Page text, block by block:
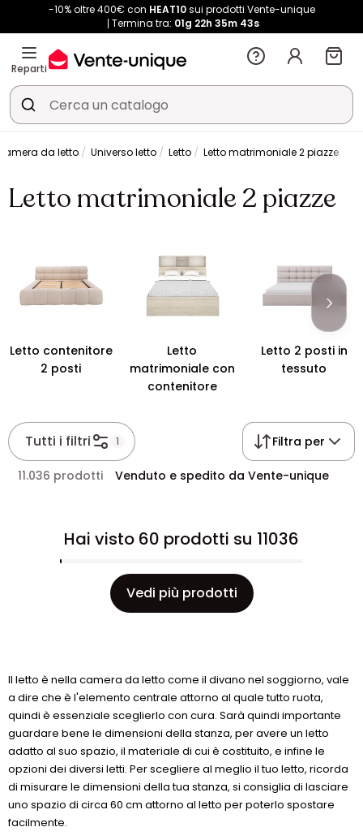
-10% oltre 400€ con HEAT10sui prodotti Vente-unique
Termina tra: 01g 22h 35m 42s
Reparti
da letto Universo letto Letto Letto matrimoniale 2 piazze
Letto matrimoniale 2 piazze
Letto contenitore
2 posti
Letto
matrimoniale con
contenitore
Letto 2 posti in
tessuto
Tutti i filtri 1 Filtra per
11.036 prodotti Venduto e spedito da Vente-unique
Hai visto 60 prodotti su 11036
Vedi più prodotti
Il letto è nella camera da letto come il divano nel soggiorno, vale
a dire che è l'elemento centrale attorno al quale tutto ruota,
quindi è essenziale sceglierlo con cura. Sarà quindi importante
guardare bene le dimensioni della stanza, per avere un letto
adatto al suo spazio, il materiale di cui è costituito, e infine le
opzioni dei diversi letti. Per scegliere al meglio il tuo letto, ricorda
di misurare le dimensioni della tua stanza, si consiglia di lasciare
uno spazio di circa 60 cm attorno al letto per poterlo spostare
facilmente.